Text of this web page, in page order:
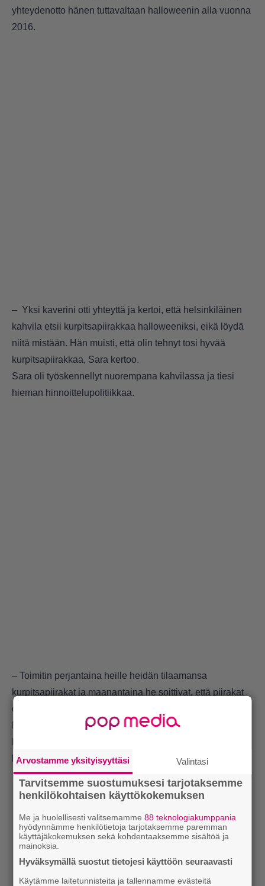
yhteydenotto hänen tuttavaltaan halloweenin alla vuonna
2016.
– Yksi kaverini otti yhteyttä ja kertoi, että helsinkiläinen
kahvila etsii kurpitsapiirakkaa halloweeniksi, eikä löydä
niitä mistään. Hän muisti, että olin tehnyt tosi hyvää
kurpitsapiirakkaa, Sara kertoo.
Sara oli työskennellyt nuorempana kahvilassa ja tiesi
hieman hinnoittelupolitiikkaa.
– Toimitin perjantaina heille heidän tilaamansa
kurpitsapiirakat ja maanantaina he soittivat, että piirakat
olivat olleet hitti ja he haluaisivat tilata minulta jatkuvasti.
Minun täytyi perustaa toiminimi, Sara muistelee.
leivonnaisiaan muutamiin kahviloihin.
Arvostamme yksityisyyttäsi Valintasi
Tarvitsemme suostumuksesi tarjotaksemme
henkilökohtaisen käyttökokemuksen
Me ja huolellisesti valitsemamme88 teknologiakumppania
hyödynnämme henkilötietoja tarjotaksemme paremman
käyttäjäkokemuksen sekä kohdentaaksemme sisältöä ja
mainoksia.
Hyväksymällä suostut tietojesi käyttöön seuraavasti
Käytämme laitetunnisteita ja tallennamme evästeitä